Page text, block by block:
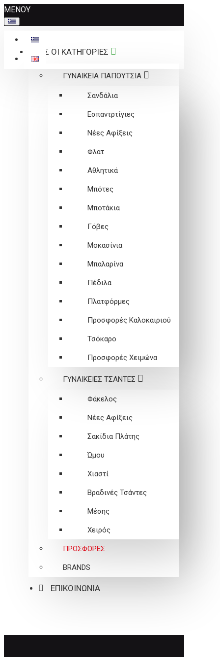
Σημείωση:
Αυτός
ο
ιστότοπος
περιλαμβάνει
ΜΕΝΟΥ
ΟΛΕΣ ΟΙ ΚΑΤΗΓΟΡΙΕΣ
ΓΥΝΑΙΚΕΙΑ ΠΑΠΟΥΤΣΙΑ
Σανδάλια
Εσπαντρτίγιες
Νέες Αφίξεις
Φλατ
Αθλητικά
Μπότες
Μποτάκια
Γόβες
Μοκασίνια
Μπαλαρίνα
Πέδιλα
Πλατφόρμες
Προσφορές Καλοκαιριού
Τσόκαρο
Προσφορές Χειμώνα
ΓΥΝΑΙΚΕΙEΣ ΤΣΑΝΤΕΣ
Φάκελος
Νέες Αφίξεις
Σακίδια Πλάτης
Ώμου
Χιαστί
Βραδινές Τσάντες
Μέσης
Χειρός
ΠΡΟΣΦΟΡΕΣ
BRANDS
ΕΠΙΚΟΙΝΩΝΙΑ